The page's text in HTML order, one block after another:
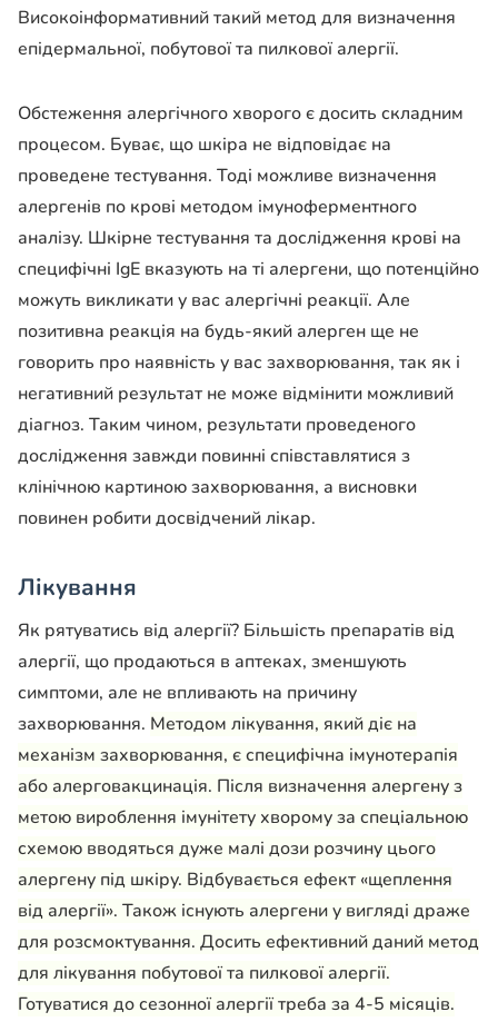
Високоінформативний такий метод для визначення
епідермальної, побутової та пилкової алергії.
Обстеження алергічного хворого є досить складним
процесом. Буває, що шкіра не відповідає на
проведене тестування. Тоді можливе визначення
алергенів по крові методом імуноферментного
аналізу. Шкірне тестування та дослідження крові на
специфічні IgE вказують на ті алергени, що потенційно
можуть викликати у вас алергічні реакції. Але
позитивна реакція на будь-який алерген ще не
говорить про наявність у вас захворювання, так як і
негативний результат не може відмінити можливий
діагноз. Таким чином, результати проведеного
дослідження завжди повинні співставлятися з
клінічною картиною захворювання, а висновки
повинен робити досвідчений лікар.
Лікування
Як рятуватись від алергії? Більшість препаратів від
алергії, що продаються в аптеках, зменшують
симптоми, але не впливають на причину
захворювання. Методом лікування, який діє на
механізм захворювання, є специфічна імунотерапія
або алерговакцинація. Після визначення алергену з
метою вироблення імунітету хворому за спеціальною
схемою вводяться дуже малі дози розчину цього
алергену під шкіру. Відбувається ефект «щеплення
від алергії». Також існують алергени у вигляді драже
для розсмоктування. Досить ефективний даний метод
для лікування побутової та пилкової алергії.
Готуватися до сезонної алергії треба за 4-5 місяців.